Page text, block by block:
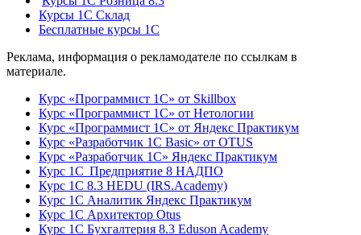
Курсы 1С Склад
Бесплатные курсы 1С
Реклама, информация о рекламодателе по ссылкам в
материале.
Курс «Программист 1С» от Skillbox
Курс «Программист 1С» от Нетологии
Курс «Программист 1С» от Яндекс Практикум
Курс «Разработчик 1С Basic» от OTUS
Курс «Разработчик 1С» Яндекс Практикум
Курс 1С Предприятие 8 НАДПО
Курс 1С 8.3 HEDU (IRS.Academy)
Курс 1С Аналитик Яндекс Практикум
Курс 1С Архитектор Otus
Курс 1С Бухгалтерия 8.3 Eduson Academy